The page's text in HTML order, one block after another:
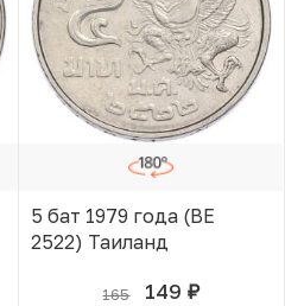
5 бат 1979 года (BE
2522) Таиланд
165 149 руб.
В КОРЗИНЕ